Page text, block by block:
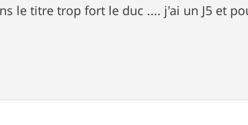
le titre trop fort le duc .... j'ai un J5 et